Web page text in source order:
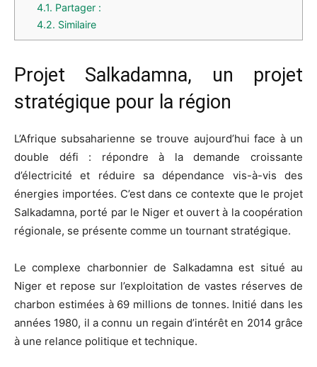
4.1. Partager :
4.2. Similaire
Projet Salkadamna, un projet
stratégique pour la région
L’Afrique subsaharienne se trouve aujourd’hui face à un
double défi : répondre à la demande croissante
d’électricité et réduire sa dépendance vis-à-vis des
énergies importées. C’est dans ce contexte que le projet
Salkadamna, porté par le Niger et ouvert à la coopération
régionale, se présente comme un tournant stratégique.
Le complexe charbonnier de Salkadamna est situé au
Niger et repose sur l’exploitation de vastes réserves de
charbon estimées à 69 millions de tonnes. Initié dans les
années 1980, il a connu un regain d’intérêt en 2014 grâce
à une relance politique et technique.